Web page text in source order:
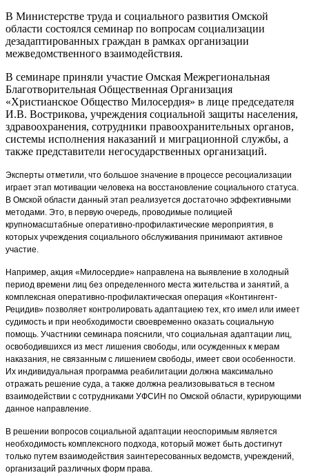
В Министерстве труда и социального развития Омской
области состоялся семинар по вопросам социализации
дезадаптированных граждан в рамках организации
межведомственного взаимодействия.
В семинаре приняли участие Омская Межрегиональная
Благотворительная Общественная Организация
«Христианское Общество Милосердия» в лице председателя
И.В. Вострикова, учреждения социальной защиты населения,
здравоохранения, сотрудники правоохранительных органов,
системы исполнения наказаний и миграционной службы, а
также представители негосударственных организаций.
Эксперты отметили, что большое значение в процессе ресоциализации
играет этап мотивации человека на восстановление социального статуса.
В Омской области данный этап реализуется достаточно эффективными
методами. Это, в первую очередь, проводимые полицией
крупномасштабные оперативно-профилактические мероприятия, в
которых учреждения социального обслуживания принимают активное
участие.
Например, акция «Милосердие» направлена на выявление в холодный
период времени лиц без определенного места жительства и занятий, а
комплексная оперативно-профилактическая операция «Контингент-
Рецидив» позволяет контролировать адаптациею тех, кто имел или имеет
судимость и при необходимости своевременно оказать социальную
помощь. Участники семинара пояснили, что социальная адаптации лиц,
освободившихся из мест лишения свободы, или осужденных к мерам
наказания, не связанным с лишением свободы, имеет свои особенности.
Их индивидуальная программа реабилитации должна максимально
отражать решение суда, а также должна реализовываться в тесном
взаимодействии с сотрудниками УФСИН по Омской области, курирующими
данное направление.
В решении вопросов социальной адаптации неоспоримым является
необходимость комплексного подхода, который может быть достигнут
только путем взаимодействия заинтересованных ведомств, учреждений,
организаций различных форм права.